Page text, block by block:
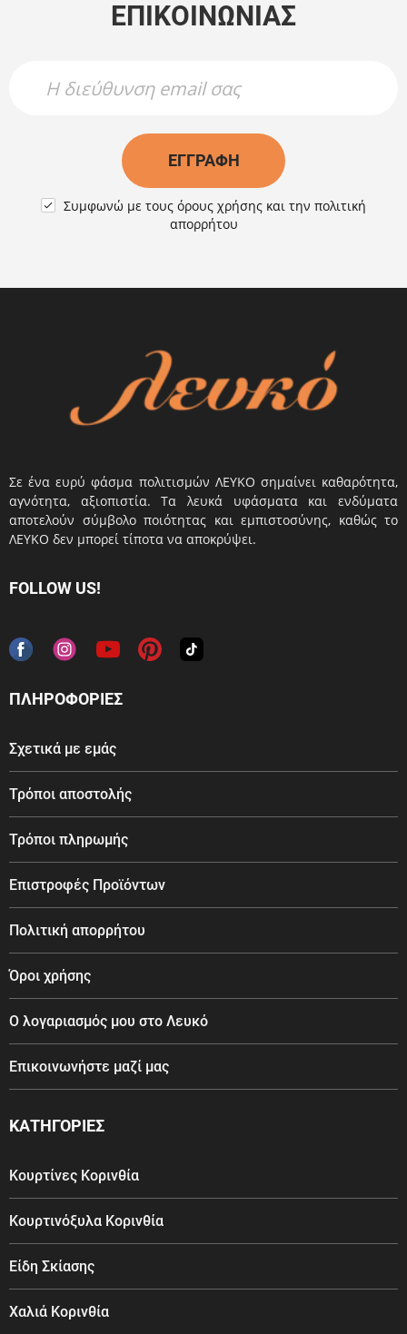
ΕΠΙΚΟΙΝΩΝΊΑΣ
ΕΓΓΡΑΦΉ
 Συμφωνώ με τους όρους χρήσης και την πολιτική
απορρήτου
Σε ένα ευρύ φάσμα πολιτισμών ΛΕΥΚΟ σημαίνει καθαρότητα,
αγνότητα, αξιοπιστία. Τα λευκά υφάσματα και ενδύματα
αποτελούν σύμβολο ποιότητας και εμπιστοσύνης, καθώς το
ΛΕΥΚΟ δεν μπορεί τίποτα να αποκρύψει.
FOLLOW US!
ΠΛΗΡΟΦΟΡΙΕΣ
Σχετικά με εμάς
Τρόποι αποστολής
Τρόποι πληρωμής
Επιστροφές Προϊόντων
Πολιτική απορρήτου
Όροι χρήσης
Ο λογαριασμός μου στο Λευκό
Επικοινωνήστε μαζί μας
ΚΑΤΗΓΟΡΙΕΣ
Κουρτίνες Κορινθία
Κουρτινόξυλα Κορινθία
Είδη Σκίασης
Χαλιά Κορινθία